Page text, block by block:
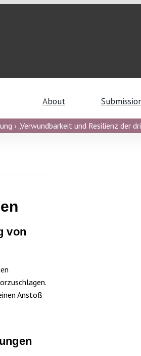
About
› „Verwundbarkeit und Resilienz der
von
Anstoß